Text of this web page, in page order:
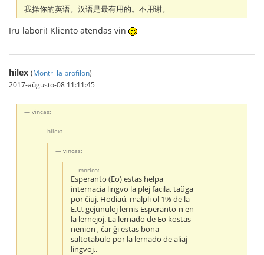
我操你的英语。汉语是最有用的。不用谢。
Iru labori! Kliento atendas vin
hilex (Montri la profilon)
2017-aŭgusto-08 11:11:45
vincas:
hilex:
vincas:
morico:
Esperanto (Eo) estas helpa
internacia lingvo la plej facila, taŭga
por ĉiuj. Hodiaŭ, malpli ol 1% de la
E.U. gejunuloj lernis Esperanto-n en
la lernejoj. La lernado de Eo kostas
nenion , ĉar ĝi estas bona
saltotabulo por la lernado de aliaj
lingvoj..